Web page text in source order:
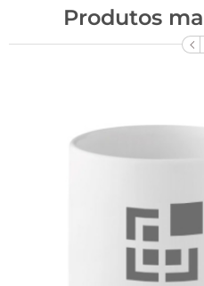
Produtos